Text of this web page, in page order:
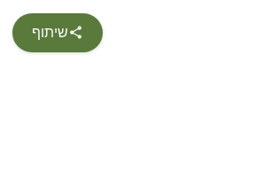
שיתוף